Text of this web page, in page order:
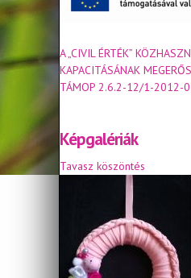
A „CIVIL ÉRTÉK”
KAPACITÁSÁNAK
TÁMOP 2.6.2-12/1-2012-
Képgalériák
Tavasz köszöntés